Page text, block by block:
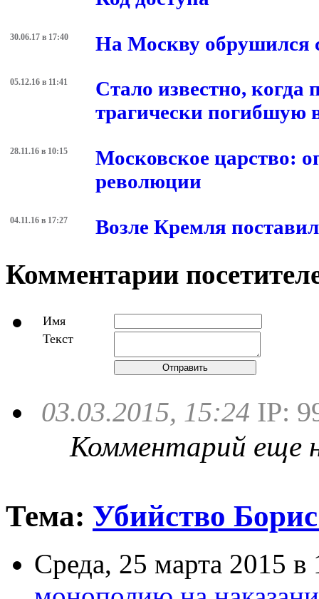
30.06.17 в 17:40 На Москву обрушился
05.12.16 в 11:41
Стало известно, когда
трагически погибшую
28.11.16 в 10:15
Московское царство:
революции
04.11.16 в 17:27 Возле Кремля
Комментарии
Имя
Текст
Отправить
03.03.2015, 15:24 IP:
Комментарий еще
Тема: Убийство
Среда, 25 марта 2015 в